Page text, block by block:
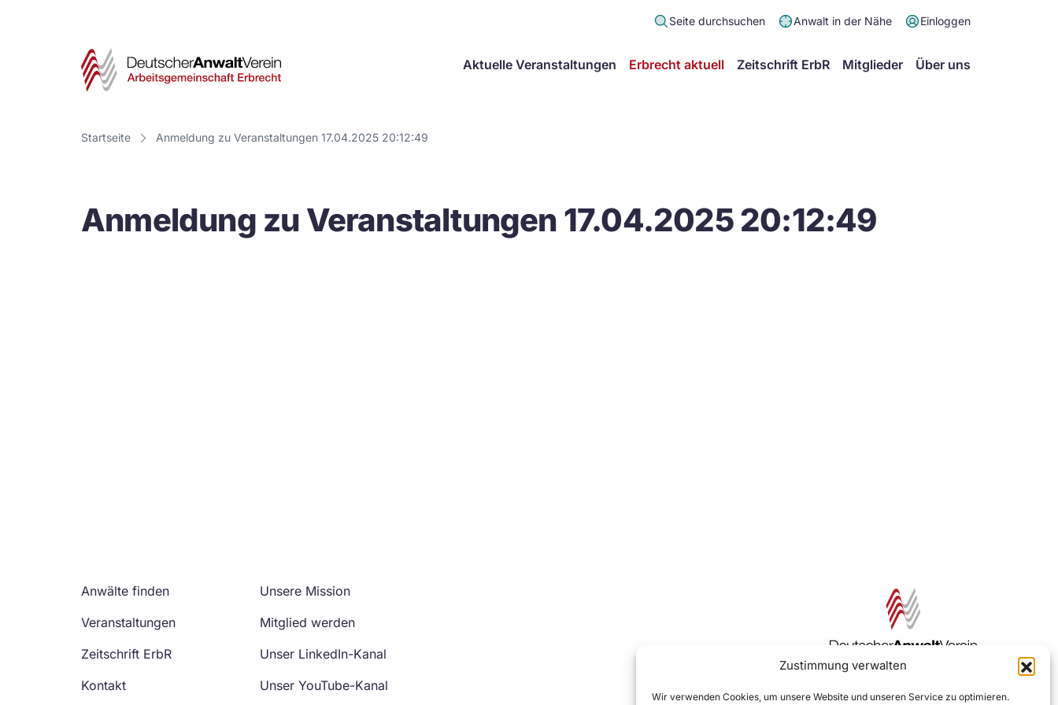
Zustimmung verwalten
Wir verwenden Cookies, um unsere Website und unseren Service zu optimieren.
Seite durchsuchen Anwalt in der Nähe Einloggen
Deutscher
Verein
Arbeitsgemeinschaft
Aktuelle Veranstaltungen Erbrecht aktuell Zeitschrift ErbR Mitglieder Über uns
Startseite Anmeldung zu Veranstaltungen 17.04.2025 20:12:49
Anmeldung zu Veranstaltungen 17.04.2025 20:12:49
Anwälte finden
Veranstaltungen
Zeitschrift ErbR
Kontakt
Unsere Mission
Mitglied werden
Unser LinkedIn-Kanal
Unser YouTube-Kanal
Zur DAV Webseite